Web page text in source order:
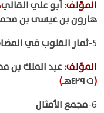
المؤلف:أبو علي القالي
هارون بن عيسى بن
5- ثمار القلوب في
المؤلف:عبد الملك بن
(ت ٤٢٩هـ
)
6- مجمع الأمثال